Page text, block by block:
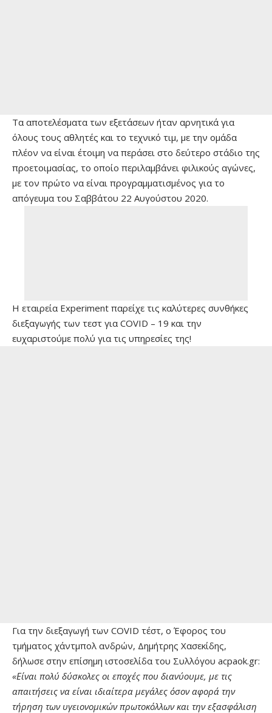
Τα αποτελέσματα των εξετάσεων ήταν αρνητικά για
όλους τους αθλητές και το τεχνικό τιμ, με την ομάδα
πλέον να είναι έτοιμη να περάσει στο δεύτερο στάδιο της
προετοιμασίας, το οποίο περιλαμβάνει φιλικούς αγώνες,
με τον πρώτο να είναι προγραμματισμένος για το
απόγευμα του Σαββάτου 22 Αυγούστου 2020.
Η εταιρεία Experiment παρείχε τις καλύτερες συνθήκες
διεξαγωγής των τεστ για COVID – 19 και την
ευχαριστούμε πολύ για τις υπηρεσίες της!
Για την διεξαγωγή των COVID τέστ, ο Έφορος του
τμήματος χάντμπολ ανδρών, Δημήτρης Χασεκίδης,
δήλωσε στην επίσημη ιστοσελίδα του Συλλόγου acpaok.gr:
«Είναι πολύ δύσκολες οι εποχές που διανύουμε, με τις
απαιτήσεις να είναι ιδιαίτερα μεγάλες όσον αφορά την
τήρηση των υγειονομικών πρωτοκόλλων και την εξασφάλιση